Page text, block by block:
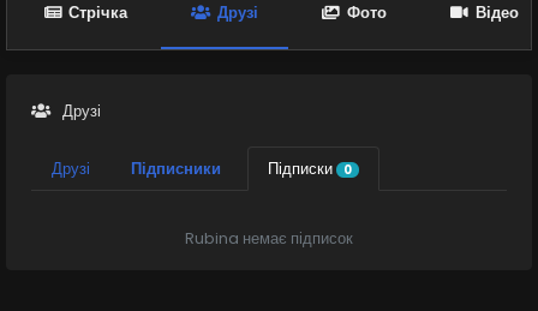
Стрічка Друзі Фото Відео
Друзі
Друзі Підписники Підписки 0
Rubina немає підписок